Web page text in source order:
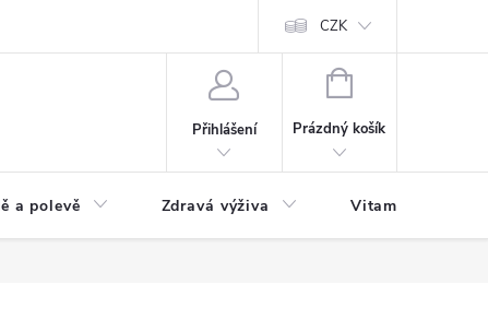
Formulář pro odstoupení od
CZK
Přihlášení
NÁKUPNÍ
Prázdný košík
a polevě Zdravá výživa Vitamíny a